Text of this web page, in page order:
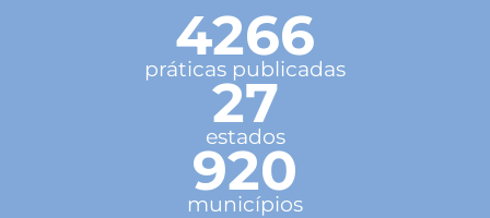
4266
práticas publicadas
27
estados
920
municípios